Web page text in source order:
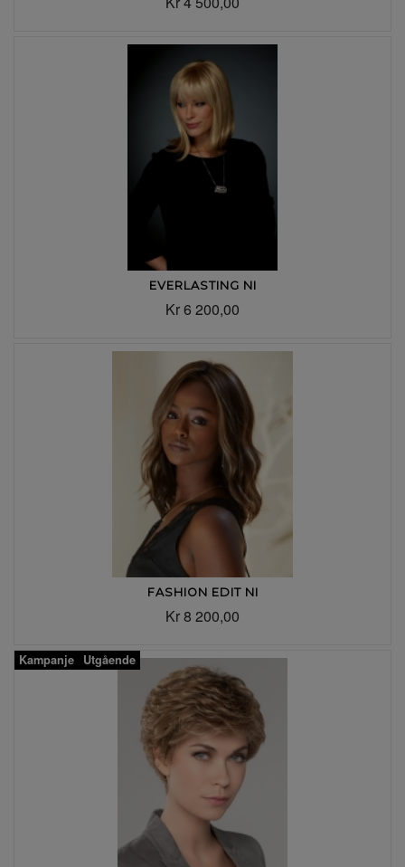
EVERLASTING NI
Kr 6 200,00
FASHION EDIT NI
Kr 8 200,00
Kampanje Utgående